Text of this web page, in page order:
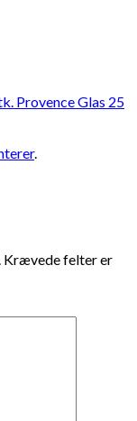
Provence Glas 25
.
Krævede felter er